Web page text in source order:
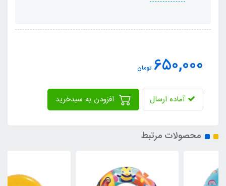
650,000 تومان
آماده ارسال
محصولات مرتبط